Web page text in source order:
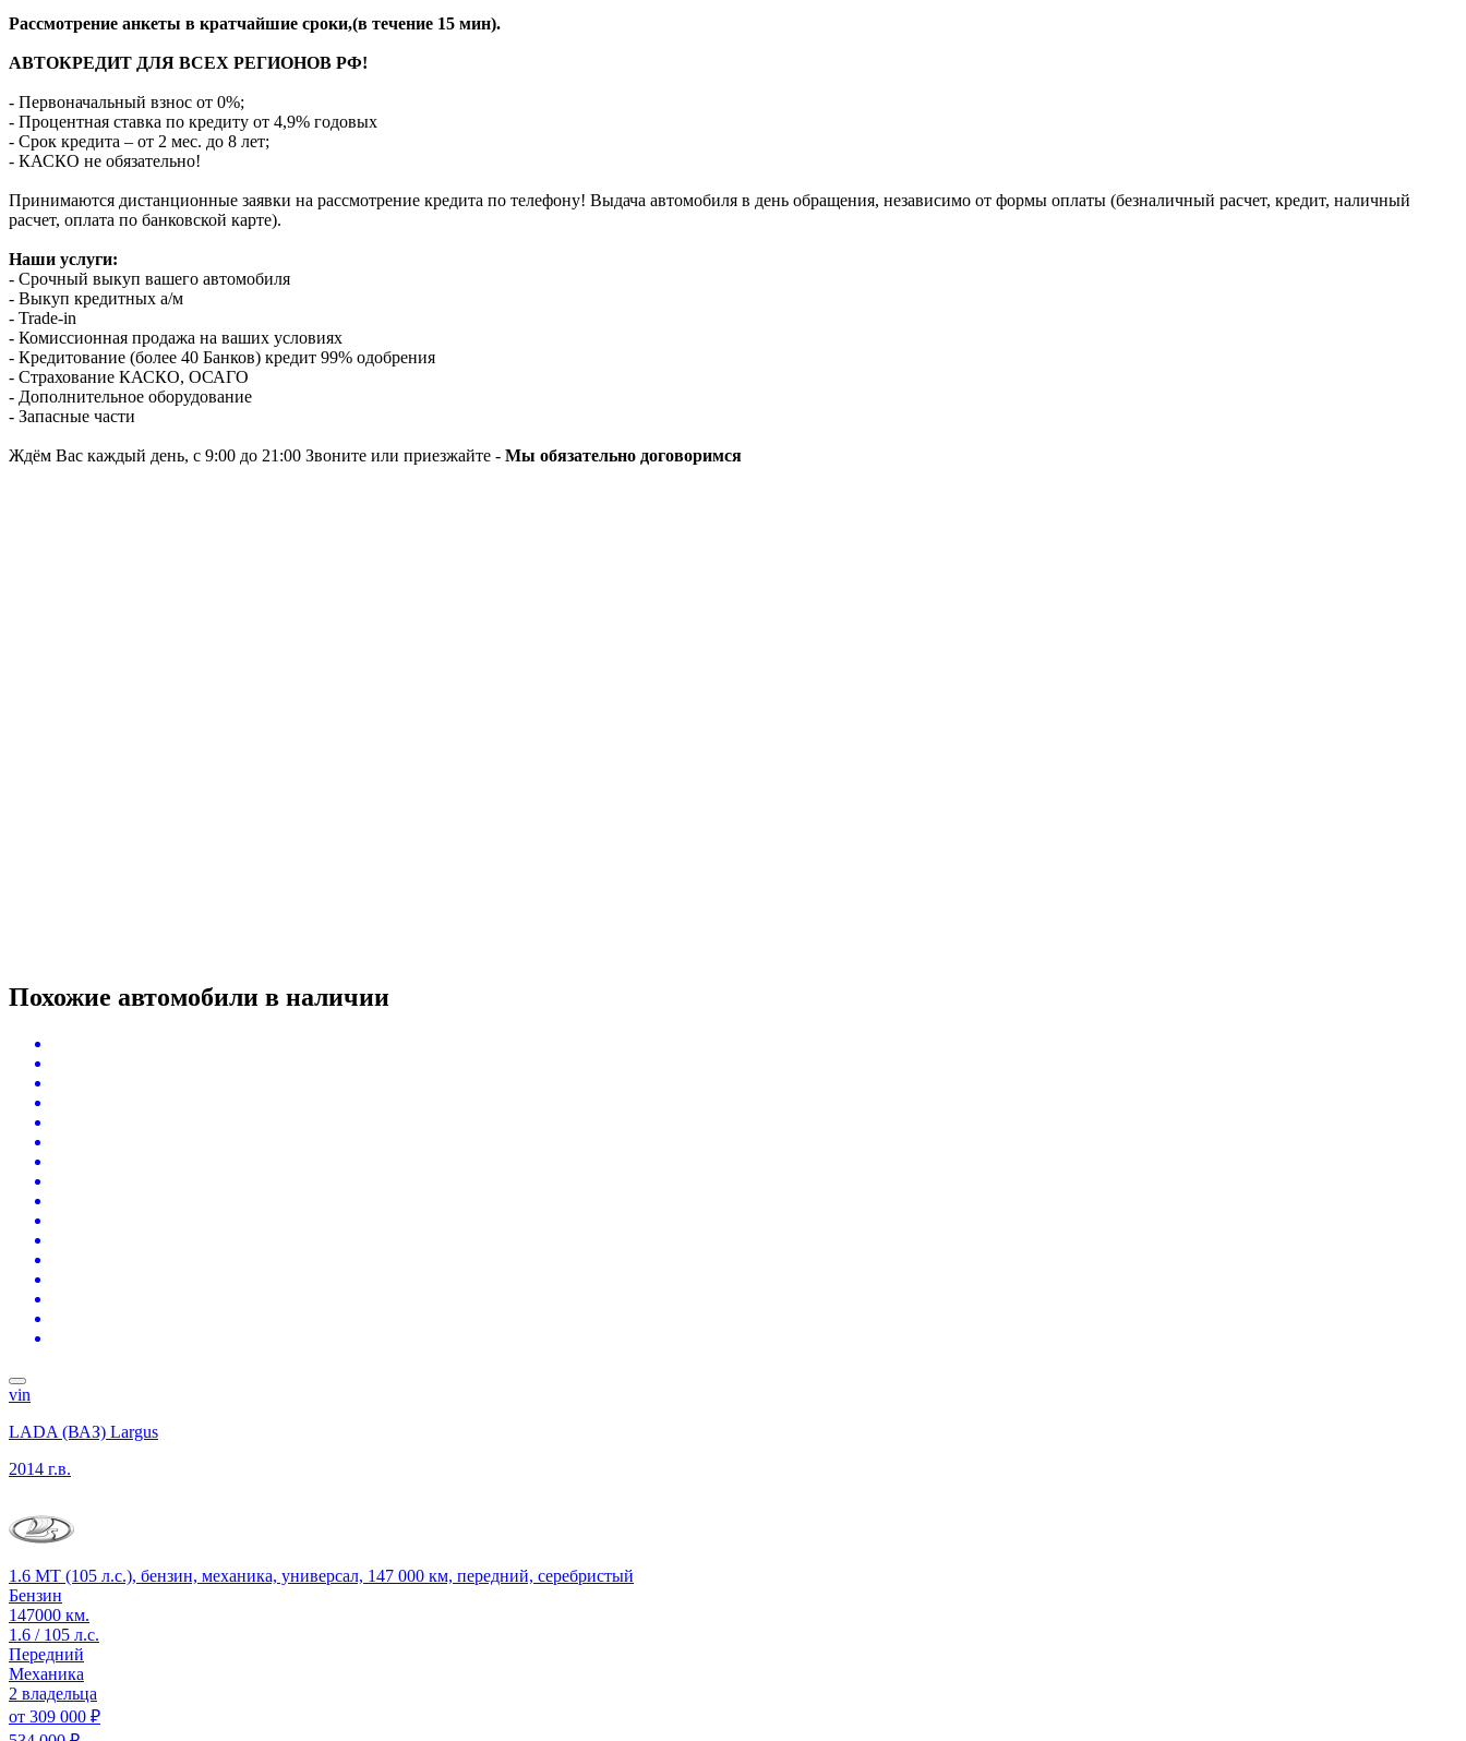
Рассмотрение анкеты в кратчайшие сроки,(в течение 15 мин).
АВТОКРЕДИТ ДЛЯ ВСЕХ РЕГИОНОВ РФ!
- Первоначальный взнос от 0%;
- Процентная ставка по кредиту от 4,9% годовых
- Срок кредита – от 2 мес. до 8 лет;
- КАСКО не обязательно!
Принимаются дистанционные заявки на рассмотрение кредита по телефону! Выдача автомобиля в день обращения, независимо от формы оплаты (безналичный расчет, кредит, наличный
расчет, оплата по банковской карте).
Наши услуги:
- Срочный выкуп вашего автомобиля
- Выкуп кредитных а/м
- Trade-in
- Комиссионная продажа на ваших условиях
- Кредитование (более 40 Банков) кредит 99% одобрения
- Страхование КАСКО, ОСАГО
- Дополнительное оборудование
- Запасные части
Ждём Вас каждый день, с 9:00 до 21:00 Звоните или приезжайте - Мы обязательно договоримся
Похожие автомобили в наличии
vin
LADA (ВАЗ) Largus
2014 г.в.
1.6 MT (105 л.с.), бензин, механика, универсал, 147 000 км, передний, серебристый
Бензин
147000 км.
1.6 / 105 л.с.
Передний
Механика
2 владельца
от 309 000 ₽